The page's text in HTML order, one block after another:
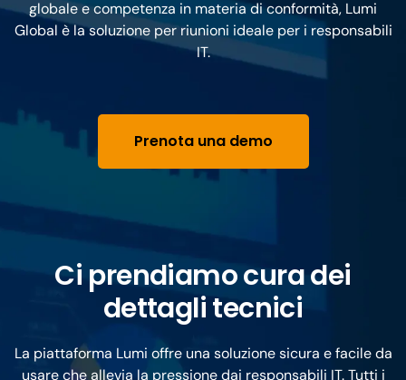
globale e competenza in materia di conformità, Lumi
Global è la soluzione per riunioni ideale per i responsabili
IT.
Prenota una demo
Ci prendiamo cura dei
dettagli tecnici
La piattaforma Lumi offre una soluzione sicura e facile da
usare che allevia la pressione dai responsabili IT. Tutti i